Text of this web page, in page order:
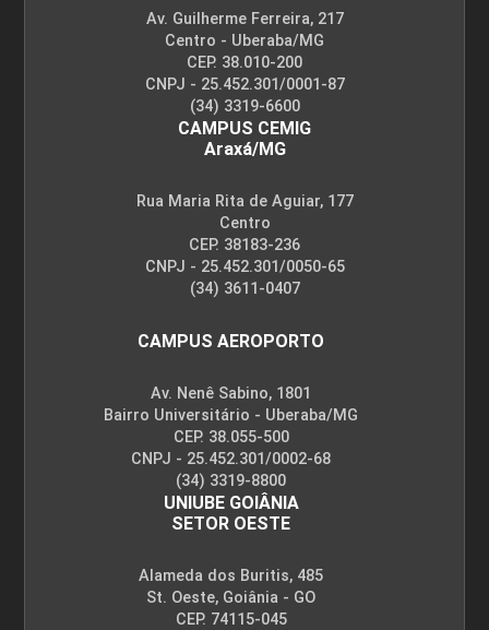
Av. Guilherme Ferreira, 217
Centro - Uberaba/MG
CEP. 38.010-200
CNPJ - 25.452.301/0001-87
(34) 3319-6600
CAMPUS CEMIG
Araxá/MG
Rua Maria Rita de Aguiar, 177
Centro
CEP. 38183-236
CNPJ - 25.452.301/0050-65
(34) 3611-0407
CAMPUS AEROPORTO
Av. Nenê Sabino, 1801
Bairro Universitário - Uberaba/MG
CEP. 38.055-500
CNPJ - 25.452.301/0002-68
(34) 3319-8800
UNIUBE GOIÂNIA
SETOR OESTE
Alameda dos Buritis, 485
St. Oeste, Goiânia - GO
CEP. 74115-045